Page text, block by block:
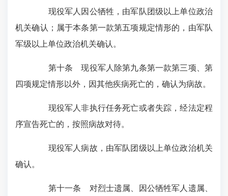
现役军人因公牺牲，由军队团级以上单位政治
机关确认；属于本条第一款第五项规定情形的，由军队
军级以上单位政治机关确认。
第十条 现役军人除第九条第一款第三项、第
四项规定情形以外，因其他疾病死亡的，确认为病故。
现役军人非执行任务死亡或者失踪，经法定程
序宣告死亡的，按照病故对待。
现役军人病故，由军队团级以上单位政治机关
确认。
第十一条 对烈士遗属、因公牺牲军人遗属、